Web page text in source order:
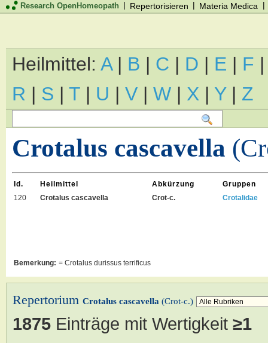
Research OpenHomeopath | Repertorisieren | Materia Medica |
Heilmittel: A| B | C | D | E | F
R | S | T | U | V | W | X | Y| Z
Crotalus cascavella
Id. Heilmittel Abkürzung
Gruppen
120
Crotalus cascavella Crot-c. Crotalidae
Bemerkung: = Crotalus durissus terrificus
Repertorium Crotalus cascavella (Crot-c.)
1875 Einträge mit Wertigkeit ≥1